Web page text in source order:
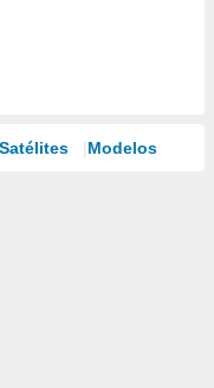
Satélites Modelos